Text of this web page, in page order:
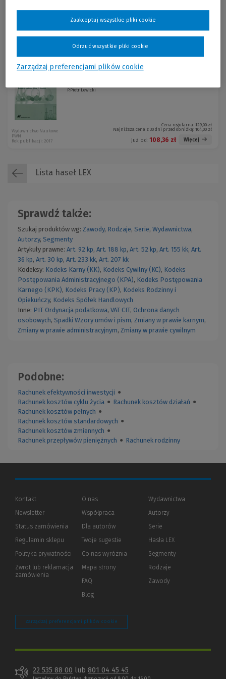
Najniższa cena z 30 dni przed obniżką:
KAM-2791 W01P01
Rok publikacji: 2015
Promocja!
-16 % Inżynieria procesowa i aparatura
P.Piotr Lewicki
Cena regularna: 129,00 zł
Najniższa cena z 30 dni przed obniżką: 104,00 zł
Już od: 108,36 zł Więcej
Wydawnictwo Naukowe
PWN
Rok publikacji: 2017
Lista haseł LEX
Sprawdź także:
Szukaj produktów wg: Zawody, Rodzaje, Serie, Wydawnictwa,
Autorzy, Segmenty
Artykuły prawne: Art. 92 kp, Art. 188 kp, Art. 52 kp, Art. 155 kk, Art.
36 kp, Art. 30 kp, Art. 233 kk, Art. 207 kk
Kodeksy: Kodeks Karny (KK), Kodeks Cywilny (KC), Kodeks
Postępowania Administracyjnego (KPA), Kodeks Postępowania
Karnego (KPK), Kodeks Pracy (KP), Kodeks Rodzinny i
Opiekuńczy, Kodeks Spółek Handlowych
Inne: PIT Ordynacja podatkowa, VAT CIT, Ochrona danych
osobowych, Spadki Wzory umów i pism, Zmiany w prawie karnym,
Zmiany w prawie administracyjnym, Zmiany w prawie cywilnym
Podobne:
Rachunek efektywności inwestycji ●
Rachunek kosztów cyklu życia ● Rachunek kosztów działań ●
Rachunek kosztów pełnych ●
Rachunek kosztów standardowych ●
Rachunek kosztów zmiennych ●
Rachunek przepływów pieniężnych ● Rachunek rodzinny
Kontakt
Newsletter
Status zamówienia
Regulamin sklepu
Polityka prywatności (Nowe
(Link
innej
Zwrot lub reklamacja
zamówienia
O nas
Współpraca
Dla autorów(Nowe
(Link
innej
Twoje sugestie
Co nas wyróżnia
Mapa strony
FAQ
Blog
Wydawnictwa
Autorzy
Serie
Hasła LEX
Segmenty
Rodzaje
Zawody
Zarządzaj preferencjami plików cookie
22 535 88 00 lub 801 04 45 45
Zarządzaj preferencjami plików cookie
Odrzuć wszystkie pliki cookie
Zaakceptuj wszystkie pliki cookie